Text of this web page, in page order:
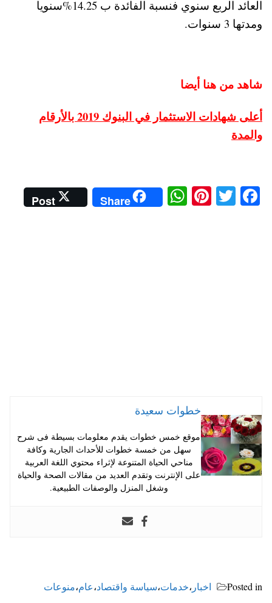
العائد الربع سنوي فنسبة الفائدة ب 14.25%سنويا
ومدتها 3 سنوات.
شاهد من هنا أيضا
أعلى شهادات الاستثمار في البنوك 2019 بالأرقام
والمدة
Fa
T
Pi
W
ha
Share
Post
خطوات سعيدة
موقع خمس خطوات يقدم معلومات بسيطة فى شرح
سهل من خمسة خطوات للأحداث الجارية وكافة
مناحي الحياة المتنوعة لإثراء محتوي اللغة العربية
على الإنترنت وتقدم العديد من مقالات الصحة والحياة
وشغل المنزل والوصفات الطبيعية.
Posted in اخبار ،خدمات،سياسة واقتصاد،عام،منوعات